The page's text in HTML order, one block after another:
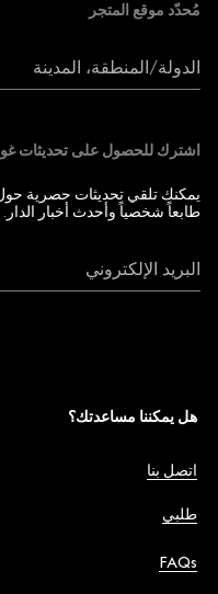
مُحدّد موقع المتجر
الدولة/المنطقة، المدينة
اشترك للحصول على تحديثات
يمكنك تلقي تحديثات حصرية
طابعاً شخصياً وأحدث أخبار الدار.
البريد الإلكتروني
هل يمكننا مساعدتك؟
اتصل بنا
طلبي
FAQs